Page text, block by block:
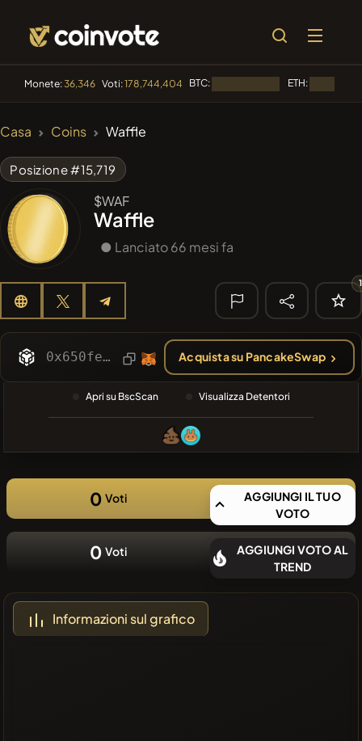
Monete:36,346 Voti:178,744,404 BTC: ETH:
LOVELY EGON LEGON
#1017
🔎 RICERCA
RECENTE
❌Nessuna
moneta
recente
Casa Coins Waffle
Posizione #15,719
$WAF
Waffle
● Lanciato 66 mesi fa
1
0x650febe5ad8a17a8f27f17ec80fd208e23e9246c Acquista su PancakeSwap
Apri su BscScan Visualizza Detentori
0 Voti
AGGIUNGI IL TUO
VOTO
0 Voti
AGGIUNGI VOTO AL
TREND
Informazioni sul grafico